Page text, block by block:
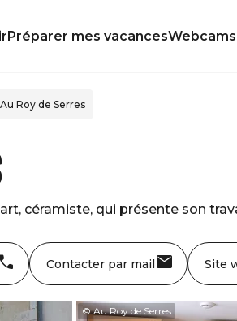
Préparer mes vacancesWebcams
Au Roy de Serres
céramiste, qui présente son
Contacter par mail Site
© Au Roy de Serres